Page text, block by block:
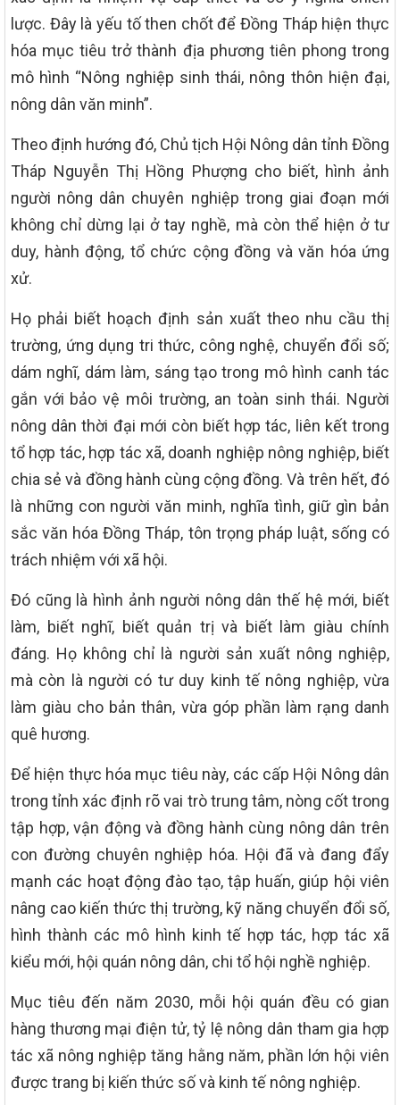
lược. Đây là yếu tố then chốt để Đồng Tháp hiện thực
hóa mục tiêu trở thành địa phương tiên phong trong
mô hình “Nông nghiệp sinh thái, nông thôn hiện đại,
nông dân văn minh”.
Theo định hướng đó, Chủ tịch Hội Nông dân tỉnh Đồng
Tháp Nguyễn Thị Hồng Phượng cho biết, hình ảnh
người nông dân chuyên nghiệp trong giai đoạn mới
không chỉ dừng lại ở tay nghề, mà còn thể hiện ở tư
duy, hành động, tổ chức cộng đồng và văn hóa ứng
xử.
Họ phải biết hoạch định sản xuất theo nhu cầu thị
trường, ứng dụng tri thức, công nghệ, chuyển đổi số;
dám nghĩ, dám làm, sáng tạo trong mô hình canh tác
gắn với bảo vệ môi trường, an toàn sinh thái. Người
nông dân thời đại mới còn biết hợp tác, liên kết trong
tổ hợp tác, hợp tác xã, doanh nghiệp nông nghiệp, biết
chia sẻ và đồng hành cùng cộng đồng. Và trên hết, đó
là những con người văn minh, nghĩa tình, giữ gìn bản
sắc văn hóa Đồng Tháp, tôn trọng pháp luật, sống có
trách nhiệm với xã hội.
Đó cũng là hình ảnh người nông dân thế hệ mới, biết
làm, biết nghĩ, biết quản trị và biết làm giàu chính
đáng. Họ không chỉ là người sản xuất nông nghiệp,
mà còn là người có tư duy kinh tế nông nghiệp, vừa
làm giàu cho bản thân, vừa góp phần làm rạng danh
quê hương.
Để hiện thực hóa mục tiêu này, các cấp Hội Nông dân
trong tỉnh xác định rõ vai trò trung tâm, nòng cốt trong
tập hợp, vận động và đồng hành cùng nông dân trên
con đường chuyên nghiệp hóa. Hội đã và đang đẩy
mạnh các hoạt động đào tạo, tập huấn, giúp hội viên
nâng cao kiến thức thị trường, kỹ năng chuyển đổi số,
hình thành các mô hình kinh tế hợp tác, hợp tác xã
kiểu mới, hội quán nông dân, chi tổ hội nghề nghiệp.
Mục tiêu đến năm 2030, mỗi hội quán đều có gian
hàng thương mại điện tử, tỷ lệ nông dân tham gia hợp
tác xã nông nghiệp tăng hằng năm, phần lớn hội viên
được trang bị kiến thức số và kinh tế nông nghiệp.